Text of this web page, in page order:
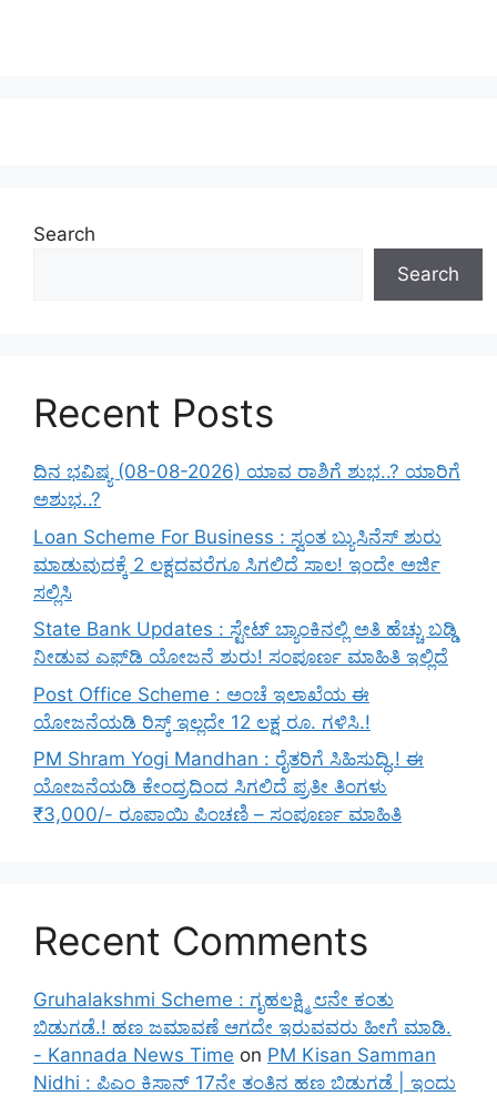
Search
Search
Recent Posts
ದಿನ ಭವಿಷ್ಯ (08-08-2026) ಯಾವ ರಾಶಿಗೆ ಶುಭ..? ಯಾರಿಗೆ
ಅಶುಭ..?
Loan Scheme For Business : ಸ್ವಂತ ಬ್ಯುಸಿನೆಸ್ ಶುರು
ಮಾಡುವುದಕ್ಕೆ 2 ಲಕ್ಷದವರೆಗೂ ಸಿಗಲಿದೆ ಸಾಲ! ಇಂದೇ ಅರ್ಜಿ
ಸಲ್ಲಿಸಿ
State Bank Updates : ಸ್ಟೇಟ್ ಬ್ಯಾಂಕಿನಲ್ಲಿ ಅತಿ ಹೆಚ್ಚು ಬಡ್ಡಿ
ನೀಡುವ ಎಫ್‌ಡಿ ಯೋಜನೆ ಶುರು! ಸಂಪೂರ್ಣ ಮಾಹಿತಿ ಇಲ್ಲಿದೆ
Post Office Scheme : ಅಂಚೆ ಇಲಾಖೆಯ ಈ
ಯೋಜನೆಯಡಿ ರಿಸ್ಕ್‌ ಇಲ್ಲದೇ 12 ಲಕ್ಷ ರೂ. ಗಳಿಸಿ.!
PM Shram Yogi Mandhan : ರೈತರಿಗೆ ಸಿಹಿಸುದ್ಧಿ.! ಈ
ಯೋಜನೆಯಡಿ ಕೇಂದ್ರದಿಂದ ಸಿಗಲಿದೆ ಪ್ರತೀ ತಿಂಗಳು
₹3,000/- ರೂಪಾಯಿ ಪಿಂಚಣಿ – ಸಂಪೂರ್ಣ ಮಾಹಿತಿ
Recent Comments
Gruhalakshmi Scheme : ಗೃಹಲಕ್ಷ್ಮಿ ೮ನೇ ಕಂತು
ಬಿಡುಗಡೆ.! ಹಣ ಜಮಾವಣೆ ಆಗದೇ ಇರುವವರು ಹೀಗೆ ಮಾಡಿ.
- Kannada News Time on PM Kisan Samman
Nidhi : ಪಿಎಂ ಕಿಸಾನ್ 17ನೇ ತಂತಿನ ಹಣ ಬಿಡುಗಡೆ | ಇಂದು